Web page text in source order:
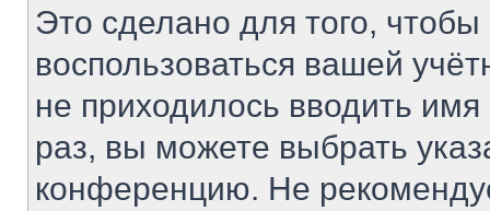
Это сделано для того, чтобы
воспользоваться вашей
не приходилось вводить
раз, вы можете выбрать
конференцию. Не